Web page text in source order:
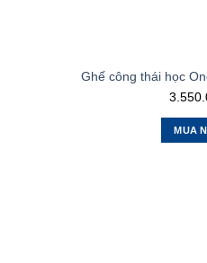
Ghế công thái học
MUA